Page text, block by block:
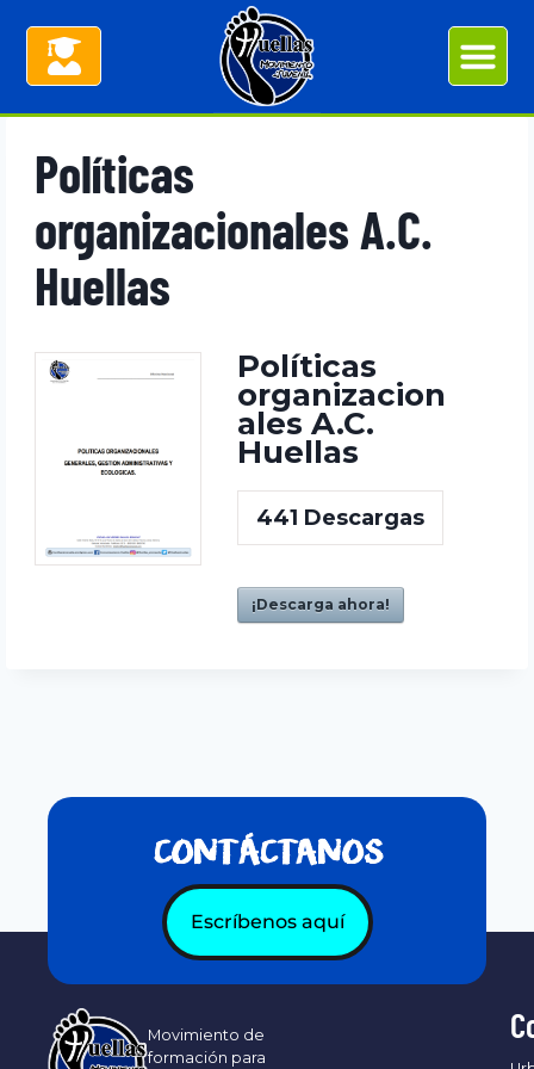
Políticas
organizacionales A.C.
Huellas​
Políticas
organizacion
ales A.C.
Huellas​
441 Descargas
¡Descarga ahora!
CONTÁCTANOS
Escríbenos aquí
Movimiento de
formación para